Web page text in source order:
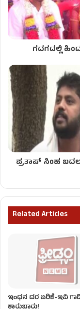
ಗದಗದಲ್ಲಿ
ಪ್ರತಾಪ್ ಸಿಂಹ
Related Articles
ಇಂಧನ ದರ ಏರಿಕೆ-ಇವಿ